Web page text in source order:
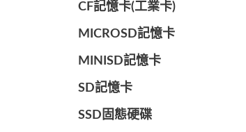
CF記憶卡(工業卡)
MICROSD記憶卡
MINISD記憶卡
SD記憶卡
SSD固態硬碟